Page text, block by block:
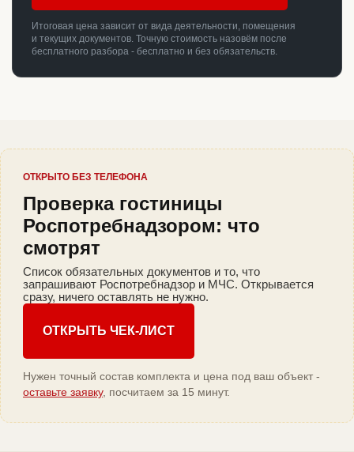
Итоговая цена зависит от вида деятельности, помещения
и текущих документов. Точную стоимость назовём после
бесплатного разбора - бесплатно и без обязательств.
ОТКРЫТО БЕЗ ТЕЛЕФОНА
Проверка гостиницы
Роспотребнадзором: что
смотрят
Список обязательных документов и то, что
запрашивают Роспотребнадзор и МЧС. Открывается
сразу, ничего оставлять не нужно.
ОТКРЫТЬ ЧЕК-ЛИСТ
Нужен точный состав комплекта и цена под ваш объект -
оставьте заявку, посчитаем за 15 минут.